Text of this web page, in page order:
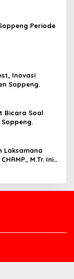
Periode
Inovasi
Soppeng.
Bicara Soal
Laksamana
M.Tr. Ini